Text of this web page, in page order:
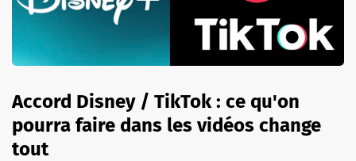
Accord Disney / TikTok : ce qu'on
pourra faire dans les vidéos change
tout